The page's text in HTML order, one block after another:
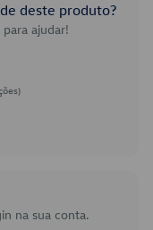
deste produto?
ajudar!
na sua conta.